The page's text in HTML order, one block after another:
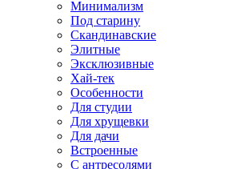
Минимализм
Под старину
Скандинавские
Элитные
Эксклюзивные
Хай-тек
Особенности
Для студии
Для хрущевки
Для дачи
Встроенные
С антресолями